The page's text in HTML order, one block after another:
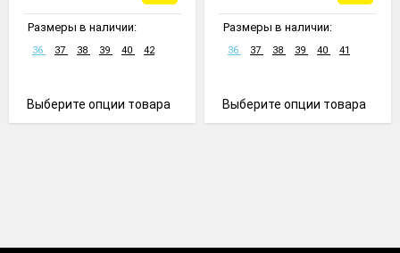
Размеры в наличии:
36 37 38 39 40 42
Выберите опции товара
Размеры в наличии:
36 37 38 39 40 41
Выберите опции товара